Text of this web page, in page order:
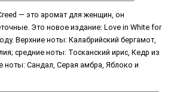
— это аромат для женщин, он
Это новое издание: Love in White for
Верхние ноты: Калабрийский бергамот,
средние ноты: Тосканский ирис, Кедр из
ноты: Сандал, Серая амбра, Яблоко и